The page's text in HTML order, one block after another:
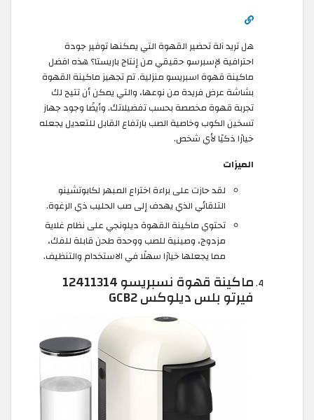
هل تريد آلة تحضير القهوة التي يمكنها توفير جودة
احترافية لإسبرسو حقيقي من إنتاج باريستا؟ هذه افضل
ماكينة قهوة اسبريسو منزلية. تم تجهيز ماكينة القهوة
بشاشة عرض فريدة من نوعها، والتي يمكن أن تتيح لك
تجربة قهوة مخصصة بحسب تفضيلاتك. وأيضًا وجود جهاز
تسخين الكوب وخاصية الصب بارتفاع القابل للتعديل يجعله
خيارًا ذكيًا لأي شخص.
الميزات
لقد حازت على براءة اختراع المبهر لكابوتشينو
التلقائي الذي يهدف إلى صب الحليب ذي الرغوة.
تحتوي ماكينة القهوة ديلونجي على نظام غلاية
مزدوج، وصينية للصب ووحدة طحن قابلة للفك،
مما يجعلها خيارًا سهلًا في الاستخدام والتنظيف.
ماكينة قهوة نسبريسو 12411314
فيرتو بلس ديلوكس GCB2